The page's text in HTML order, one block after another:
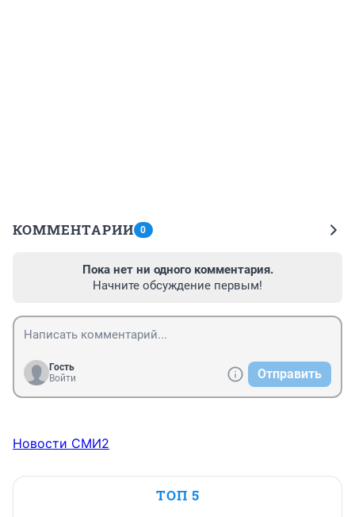
КОММЕНТАРИИ 0
Пока нет ни одного комментария.
Начните обсуждение первым!
Гость
Войти
Отправить
Новости СМИ2
ТОП 5